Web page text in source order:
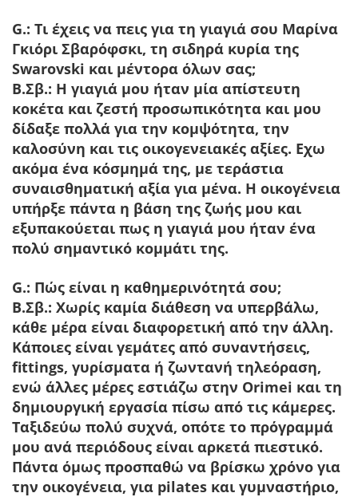
G.: Τι έχεις να πεις για τη γιαγιά σου Μαρίνα
Γκιόρι Σβαρόφσκι, τη σιδηρά κυρία της
Swarovski και μέντορα όλων σας;
Β.Σβ.: Η γιαγιά μου ήταν μία απίστευτη
κοκέτα και ζεστή προσωπικότητα και μου
δίδαξε πολλά για την κομψότητα, την
καλοσύνη και τις οικογενειακές αξίες. Εχω
ακόμα ένα κόσμημά της, με τεράστια
συναισθηματική αξία για μένα. Η οικογένεια
υπήρξε πάντα η βάση της ζωής μου και
εξυπακούεται πως η γιαγιά μου ήταν ένα
πολύ σημαντικό κομμάτι της.
G.: Πώς είναι η καθημερινότητά σου;
Β.Σβ.: Χωρίς καμία διάθεση να υπερβάλω,
κάθε μέρα είναι διαφορετική από την άλλη.
Κάποιες είναι γεμάτες από συναντήσεις,
fittings, γυρίσματα ή ζωντανή τηλεόραση,
ενώ άλλες μέρες εστιάζω στην Orimei και τη
δημιουργική εργασία πίσω από τις κάμερες.
Ταξιδεύω πολύ συχνά, οπότε το πρόγραμμά
μου ανά περιόδους είναι αρκετά πιεστικό.
Πάντα όμως προσπαθώ να βρίσκω χρόνο για
την οικογένεια, για pilates και γυμναστήριο,